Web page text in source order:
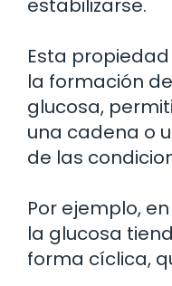
estabilizarse.
Esta
la formación
glucosa,
una cadena o
de las
Por ejemplo,
la glucosa
forma cíclica,